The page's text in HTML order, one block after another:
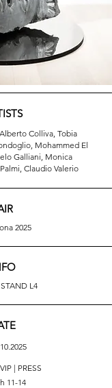
Colliva, Tobia
Mohammed El
Galliani, Monica
Claudio Valerio
2025
L4
| PRESS
11-14